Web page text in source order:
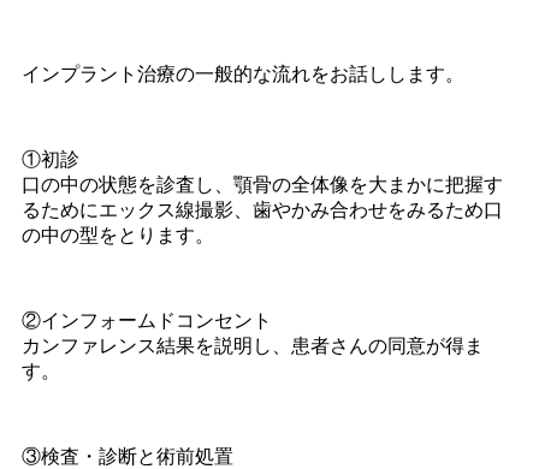
インプラント治療の一般的な流れをお話しします。
①初診
口の中の状態を診査し、顎骨の全体像を大まかに把握す
るためにエックス線撮影、歯やかみ合わせをみるため口
の中の型をとります。
②インフォームドコンセント
カンファレンス結果を説明し、患者さんの同意が得ま
す。
③検査・診断と術前処置